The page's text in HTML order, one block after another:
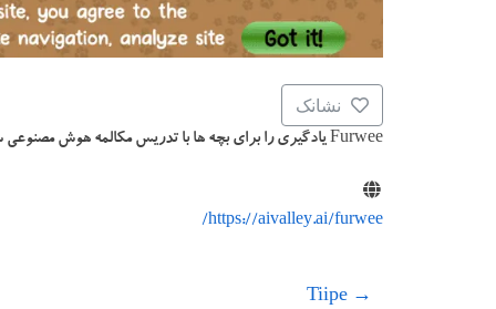
نشانک
Furwee یادگیری را برای بچه ها با تدریس مکالمه هوش مصنوعی سرگرم کننده و آسان می کند
https://aivalley.ai/furwee/
→